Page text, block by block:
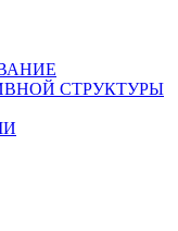
СТРУКТУРЫ